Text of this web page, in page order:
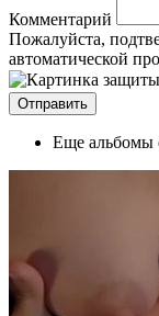
Комментарий
Пожалуйста,
автоматической
Еще